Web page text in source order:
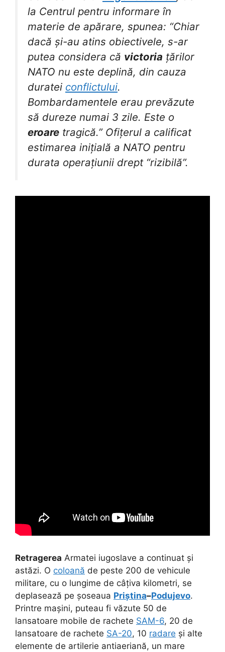
la Centrul pentru informare în
materie de apărare, spunea: “Chiar
dacă și-au atins obiectivele, s-ar
putea considera că victoria țărilor
NATO nu este deplină, din cauza
duratei conflictului.
Bombardamentele erau prevăzute
să dureze numai 3 zile. Este o
eroare tragică.” Ofițerul a calificat
estimarea inițială a NATO pentru
durata operațiunii drept “rizibilă”.
Retragerea Armatei iugoslave a continuat și
astăzi. O coloană de peste 200 de vehicule
militare, cu o lungime de câțiva kilometri, se
deplasează pe șoseaua Priștina–Podujevo.
Printre mașini, puteau fi văzute 50 de
lansatoare mobile de rachete SAM-6, 20 de
lansatoare de rachete SA-20, 10 radare și alte
elemente de artilerie antiaeriană, un mare